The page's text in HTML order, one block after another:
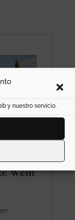
y nuestro servicio.
Wein